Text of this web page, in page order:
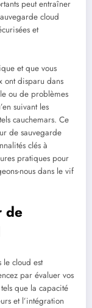
peut entraîner
cloud
et
et que vous
ont disparu dans
ou de problèmes
suivant les
cauchemars. Ce
de sauvegarde
clés à
pratiques pour
nous dans le vif
de
le cloud est
par évaluer vos
que la capacité
et l’intégration